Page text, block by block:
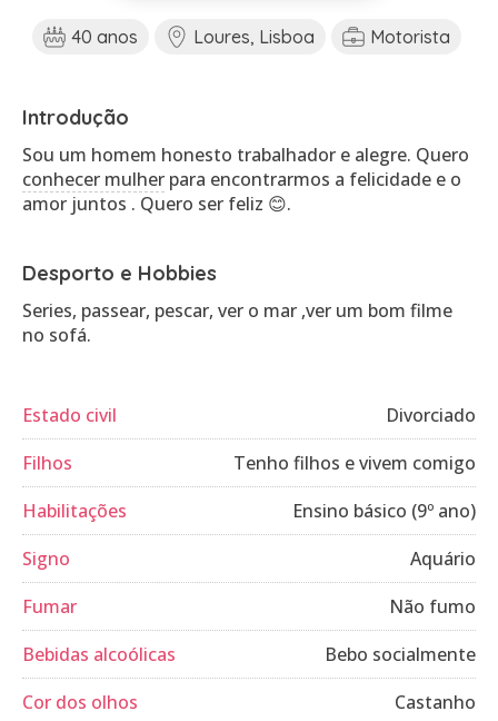
40 anos Loures, Lisboa Motorista
Introdução
Sou um homem honesto trabalhador e alegre. Quero
conhecer mulher para encontrarmos a felicidade e o
amor juntos . Quero ser feliz 😊.
Desporto e Hobbies
Series, passear, pescar, ver o mar ,ver um bom filme
no sofá.
Estado civil
Divorciado
Filhos
Tenho filhos e vivem comigo
Habilitações
Ensino básico (9º ano)
Signo
Aquário
Fumar
Não fumo
Bebidas alcoólicas
Bebo socialmente
Cor dos olhos
Castanho